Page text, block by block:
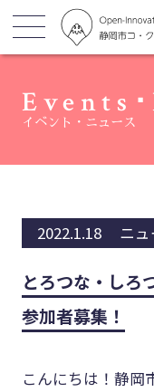
Events
イベント・ニュース
2022.1.18 ニュ
とろつな・しろ
参加者募集！
こんにちは！静岡